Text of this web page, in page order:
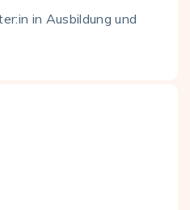
in Ausbildung und